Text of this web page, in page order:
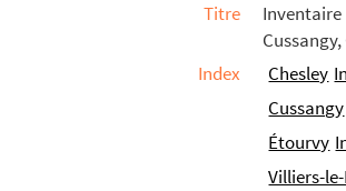
2778. « Themata data a D. Domino
2779. Plans de différentes parties du bourg et
2780. Lettres adressées à l'abbé Henri-
2781. « Registres des Grands Jours, volume
2782. « École spéciale militaire de
Titre
Index
Chesley
Cussangy
Étourvy
Villiers-